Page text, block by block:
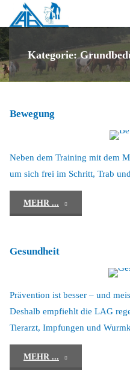
Arbeits-
für
Kategorie:
Bewegung
Neben dem Training mit dem
um sich frei im Schritt, Trab
MEHR ...
Gesundheit
Prävention ist besser – und
Deshalb empfiehlt die LAG
Tierarzt, Impfungen und
MEHR ...